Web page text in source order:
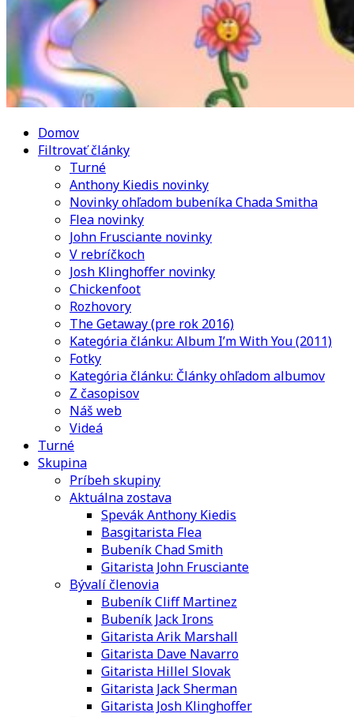
Domov
Filtrovať články
Turné
Anthony Kiedis novinky
Novinky ohľadom bubeníka Chada Smitha
Flea novinky
John Frusciante novinky
V rebríčkoch
Josh Klinghoffer novinky
Chickenfoot
Rozhovory
The Getaway (pre rok 2016)
Kategória článku: Album I’m With You (2011)
Fotky
Kategória článku: Články ohľadom albumov
Z časopisov
Náš web
Videá
Turné
Skupina
Príbeh skupiny
Aktuálna zostava
Spevák Anthony Kiedis
Basgitarista Flea
Bubeník Chad Smith
Gitarista John Frusciante
Bývalí členovia
Bubeník Cliff Martinez
Bubeník Jack Irons
Gitarista Arik Marshall
Gitarista Dave Navarro
Gitarista Hillel Slovak
Gitarista Jack Sherman
Gitarista Josh Klinghoffer